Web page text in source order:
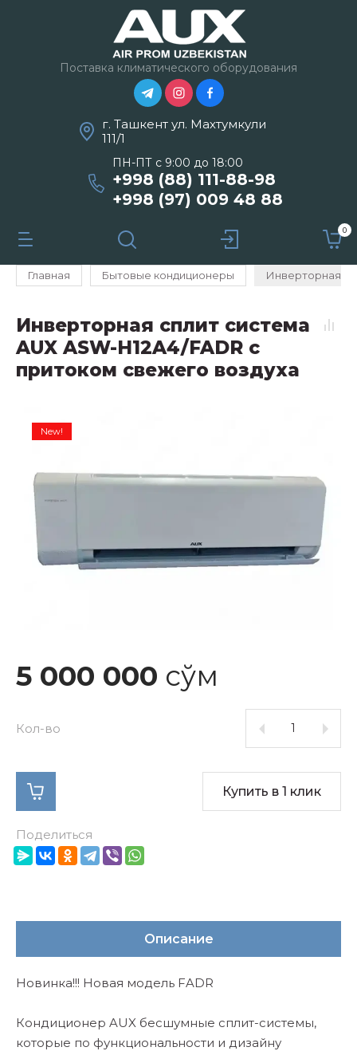
Поставка климатического оборудования
г. Ташкент ул. Махтумкули
111/1
ПН-ПТ с 9:00 до 18:00
+998 (88) 111-88-98
+998 (97) 009 48 88
0
Главная Бытовые кондиционеры Инверторная
Инверторная сплит система
AUX ASW-H12A4/FADR с
притоком свежего воздуха
New!
5 000 000 сўм
Кол-во
Купить в 1 клик
Поделиться
Описание
Новинка!!! Новая модель FADR
Кондиционер AUX бесшумные сплит-системы,
которые по функциональности и дизайну